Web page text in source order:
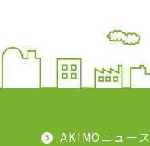
AKIMOニュース